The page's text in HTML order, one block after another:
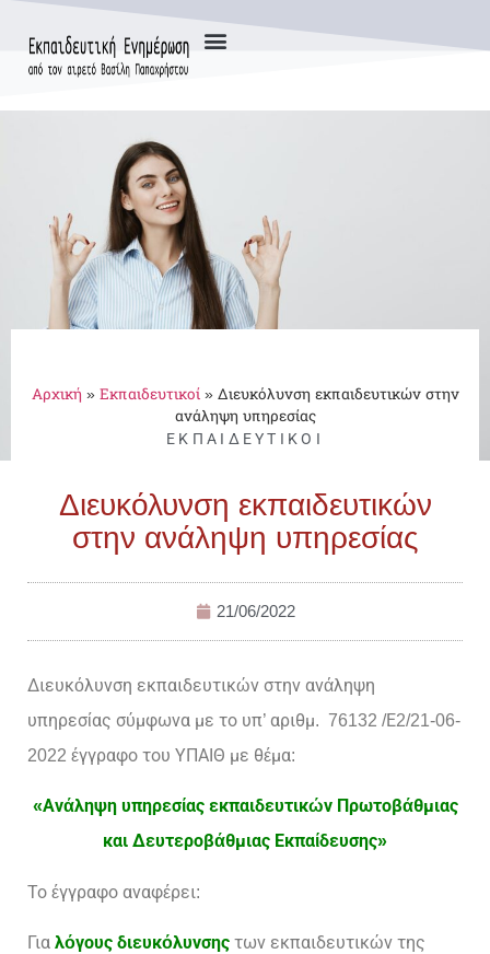
Αρχική » Εκπαιδευτικοί» Διευκόλυνση εκπαιδευτικών στην
ανάληψη υπηρεσίας
ΕΚΠΑΙΔΕΥΤΙΚΟΊ
Διευκόλυνση εκπαιδευτικών
στην ανάληψη υπηρεσίας
21/06/2022
Διευκόλυνση εκπαιδευτικών στην ανάληψη
υπηρεσίας σύμφωνα με το υπ’ αριθμ. 76132 /Ε2/21-06-
2022 έγγραφο του ΥΠΑΙΘ με θέμα:
«Ανάληψη υπηρεσίας εκπαιδευτικών Πρωτοβάθμιας
και Δευτεροβάθμιας Εκπαίδευσης»
Το έγγραφο αναφέρει:
Για λόγους διευκόλυνσης των εκπαιδευτικών της